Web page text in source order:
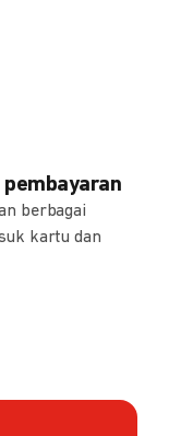
berbagai
kartu dan